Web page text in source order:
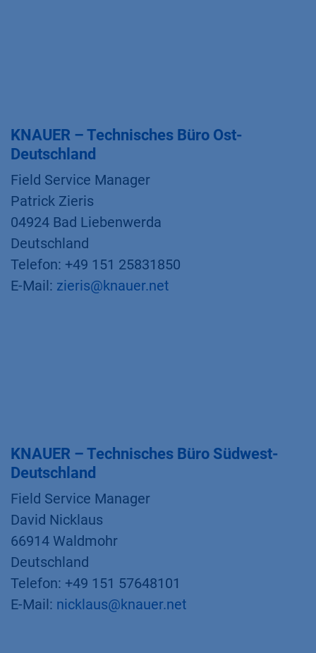
KNAUER – Technisches Büro Ost-
Deutschland
Field Service Manager
Patrick Zieris
04924 Bad Liebenwerda
Deutschland
Telefon: +49 151 25831850
E-Mail: zieris@knauer.net
KNAUER – Technisches Büro Südwest-
Deutschland
Field Service Manager
David Nicklaus
66914 Waldmohr
Deutschland
Telefon: +49 151 57648101
E-Mail: nicklaus@knauer.net